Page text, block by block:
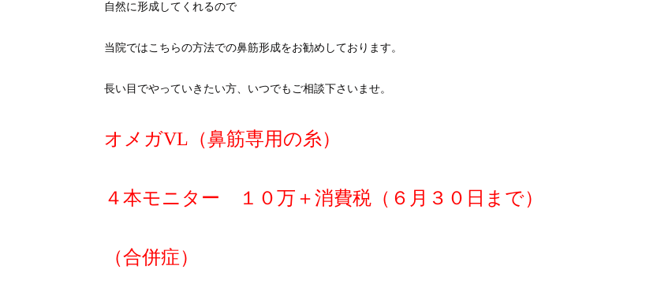
自然に形成してくれるので
当院ではこちらの方法での鼻筋形成をお勧めしております。
長い目でやっていきたい方、いつでもご相談下さいませ。
オメガVL（鼻筋専用の糸）
４本モニター １０万＋消費税（６月３０日まで）
（合併症）